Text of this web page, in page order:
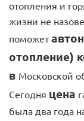
отопления и
жизни не
поможет
отопление)
в Московской
Сегодня цена
была два года